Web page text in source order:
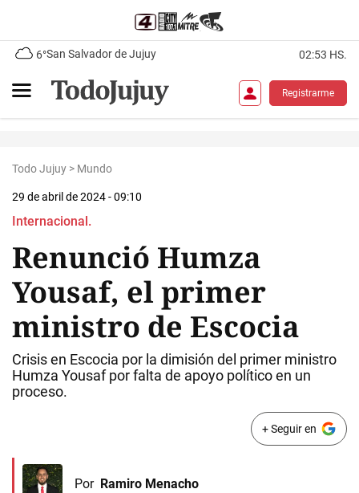
6°San Salvador de Jujuy 02:53 HS.
Registrarme
Todo Jujuy > Mundo
29 de abril de 2024 - 09:10
Internacional.
Renunció Humza
Yousaf, el primer
ministro de Escocia
Crisis en Escocia por la dimisión del primer ministro
Humza Yousaf por falta de apoyo político en un
proceso.
+ Seguir en
Por Ramiro Menacho